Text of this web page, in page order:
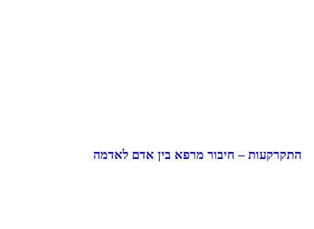
התקרקעות – חיבור מרפא בין אדם לאדמה